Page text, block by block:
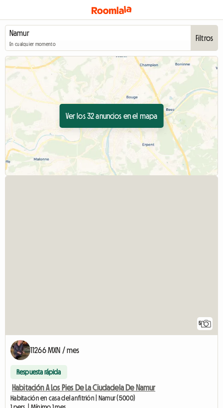
En cualquier momento
Filtros
Ver los 32 anuncios en el mapa
5
11266 MXN / mes
Respuesta rápida
Habitación A Los Pies De La Ciudadela De Namur
Habitación en casa del anfitrión | Namur (5000)